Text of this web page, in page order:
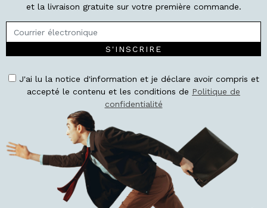
et la livraison gratuite sur votre première commande.
S'INSCRIRE
J'ai lu la notice d'information et je déclare avoir compris et
accepté le contenu et les conditions de Politique de
confidentialité